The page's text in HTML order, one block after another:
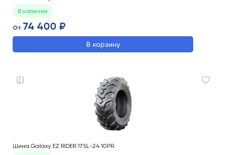
В наличии
От 74 400 ₽
В корзину
Шина Galaxy EZ RIDER 17.5L-24 10PR